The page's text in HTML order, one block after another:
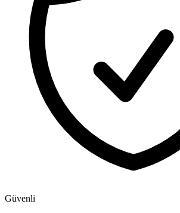
Güvenli